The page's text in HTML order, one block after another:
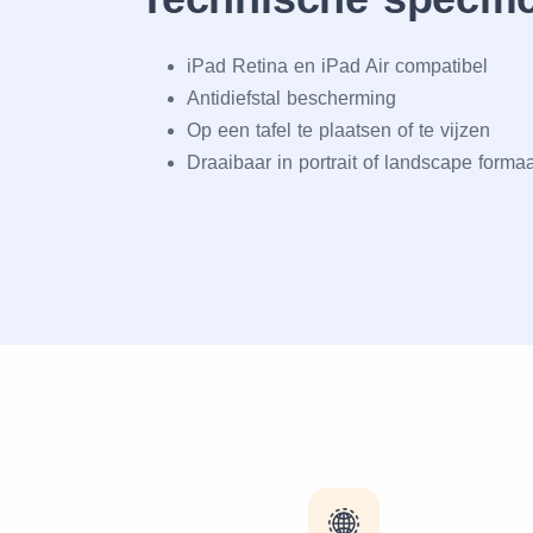
iPad Retina en iPad Air compatibel
Antidiefstal bescherming
Op een tafel te plaatsen of te vijzen
Draaibaar in portrait of landscape